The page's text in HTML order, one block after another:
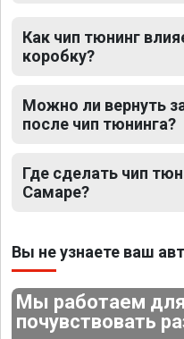
Как чип тюнинг
коробку?
Можно ли вернуть
после чип тюнинга?
Где сделать чип
Самаре?
Вы не узнаете ваш
Мы работаем
почувствовать